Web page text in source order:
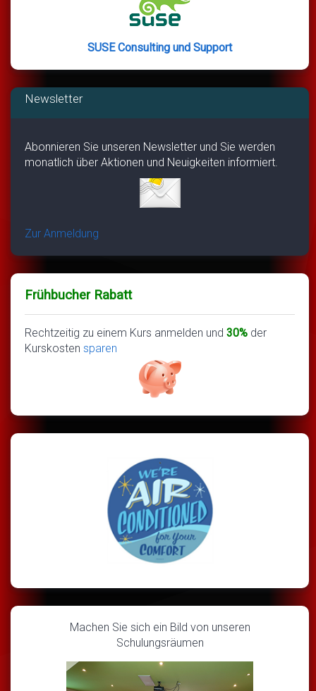
SUSE Consulting und Support
Newsletter
Abonnieren Sie unseren Newsletter und Sie werden
monatlich über Aktionen und Neuigkeiten informiert.
Zur Anmeldung
Frühbucher Rabatt
Rechtzeitig zu einem Kurs anmelden und 30% der
Kurskosten sparen
Machen Sie sich ein Bild von unseren
Schulungsräumen